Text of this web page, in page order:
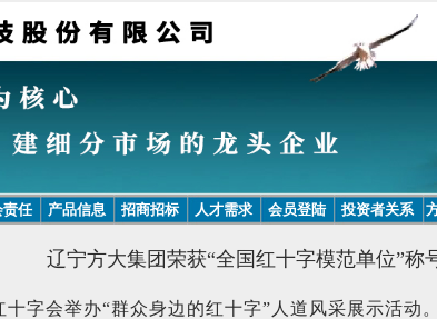
责任 产品信息 招商招标 人才需求 会员登陆 投资者关系
辽宁方大集团荣获“全国红十字模范单位”称
十字会举办“群众身边的红十字”人道风采展示活动